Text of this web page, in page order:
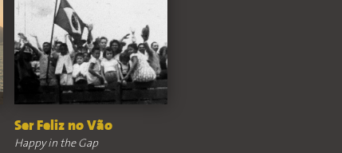
Ser Feliz no Vão
Happy in the Gap